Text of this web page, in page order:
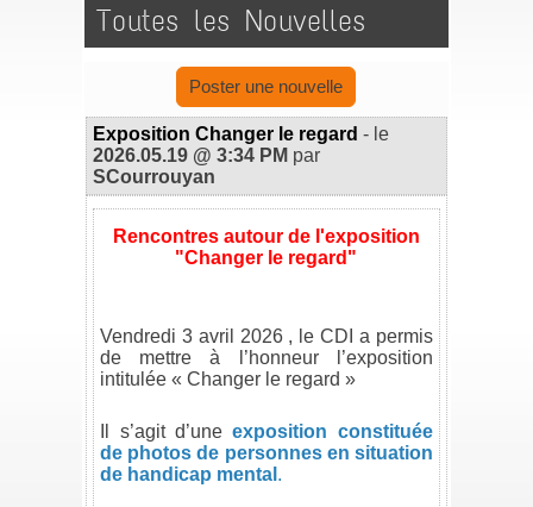
Toutes les Nouvelles
Poster une nouvelle
Exposition Changer le regard - le
2026.05.19 @ 3:34 PM par
SCourrouyan
Rencontres autour de l'exposition
"Changer le regard"
Vendredi 3 avril 2026 , le CDI a permis
de mettre à l’honneur l’exposition
intitulée « Changer le regard »
Il s’agit d’uneexposition constituée
de photos de personnes en situation
de handicap menta .